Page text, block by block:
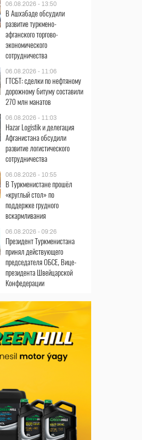
06.08.2026 - 13:50
В Ашхабаде обсудили
развитие туркмено-
афганского торгово-
экономического
сотрудничества
06.08.2026 - 11:06
ГТСБТ: сделки по нефтяному
дорожному битуму составили
270 млн манатов
06.08.2026 - 11:03
Hazar Logistik и делегация
Афганистана обсудили
развитие логистического
сотрудничества
06.08.2026 - 10:55
В Туркменистане прошёл
«круглый стол» по
поддержке грудного
вскармливания
06.08.2026 - 09:26
Президент Туркменистана
принял действующего
председателя ОБСЕ, Вице-
президента Швейцарской
Конфедерации